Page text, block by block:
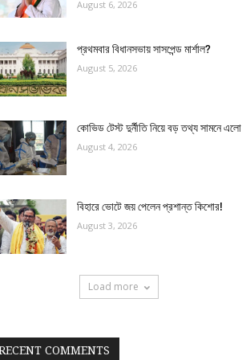
August 6, 2026
প্রথমবার বিধানসভায় সাসপেন্ড মার্শাল?
August 5, 2026
কোভিড টেস্ট দুর্নীতি নিয়ে বড় তথ্য সামনে এলো
August 4, 2026
বিহারে ভোটে জয় পেলেন প্রশান্ত কিশোর!
August 3, 2026
Load more
COMMENTS